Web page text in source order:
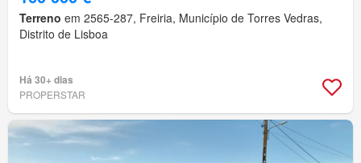
Terreno em 2565-287, Freiria, Município de Torres Vedras,
Distrito de Lisboa
Há 30+ dias
PROPERSTAR